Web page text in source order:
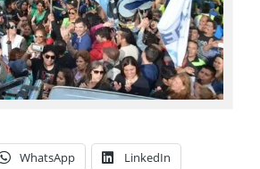
WhatsApp LinkedIn